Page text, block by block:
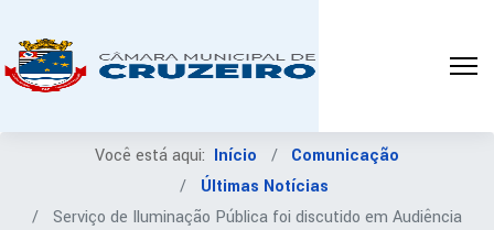
Você está aqui: Início
Comunicação
Últimas Notícias
Serviço de Iluminação Pública foi discutido em Audiência